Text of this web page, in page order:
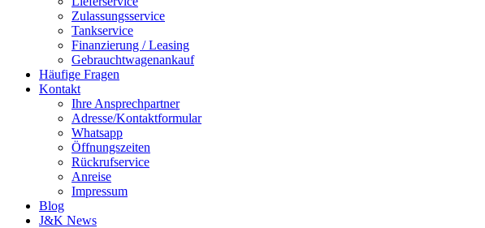
Zulassungsservice
Tankservice
Finanzierung / Leasing
Gebrauchtwagenankauf
Häufige Fragen
Kontakt
Ihre Ansprechpartner
Adresse/Kontaktformular
Whatsapp
Öffnungszeiten
Rückrufservice
Anreise
Impressum
Blog
J&K News